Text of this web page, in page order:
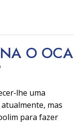
O OCA
uma
mas
para fazer